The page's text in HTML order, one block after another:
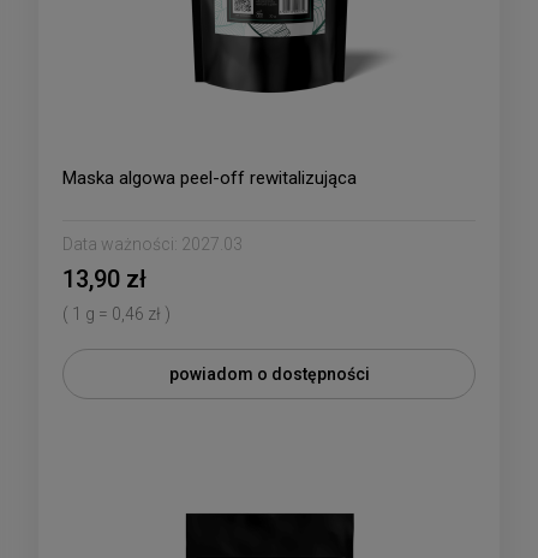
Maska algowa peel-off rewitalizująca
Data ważności: 2027.03
13,90 zł
( 1 g = 0,46 zł )
powiadom o dostępności